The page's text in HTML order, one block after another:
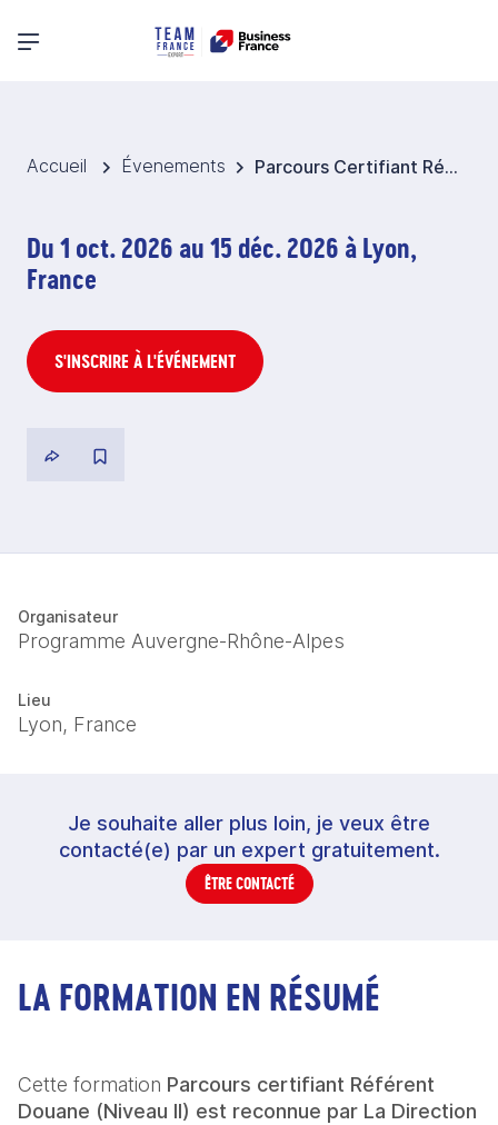
Menu principal
Accueil Évenements Parcours Certifiant Référent Douane
Du 1 oct. 2026 au 15 déc. 2026 à Lyon,
France
S'INSCRIRE À L'ÉVÉNEMENT
Organisateur
Programme Auvergne-Rhône-Alpes
Lieu
Lyon, France
Je souhaite aller plus loin, je veux être
contacté(e) par un expert gratuitement.
ÊTRE CONTACTÉ
LA FORMATION EN RÉSUMÉ
Cette formation Parcours certifiant Référent
Douane (Niveau II) est reconnue par La Direction